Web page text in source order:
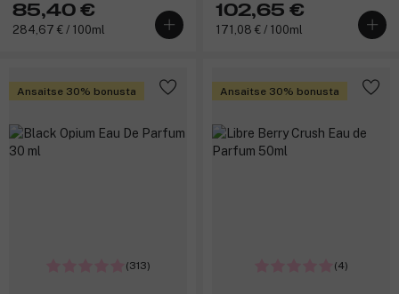
85,40 €
284,67 € / 100ml
102,65 €
171,08 € / 100ml
Ansaitse 30% bonusta
(313)
Ansaitse 30% bonusta
(4)